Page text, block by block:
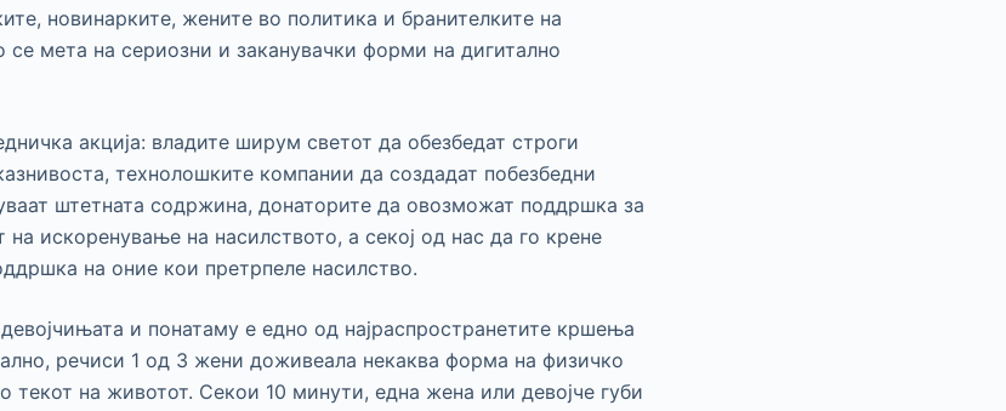
новинарките, жените во политика и бранителките на
се мета на сериозни и заканувачки форми на дигитално
акција: владите ширум светот да обезбедат строги
технолошките компании да создадат побезбедни
штетната содржина, донаторите да овозможат поддршка за
на искоренување на насилството, а секој од нас да го крене
на оние кои претрпеле насилство.
и понатаму е едно од најраспространетите кршења
речиси 1 од 3 жени доживеала некаква форма на физичко
текот на животот. Секои 10 минути, една жена или девојче губи